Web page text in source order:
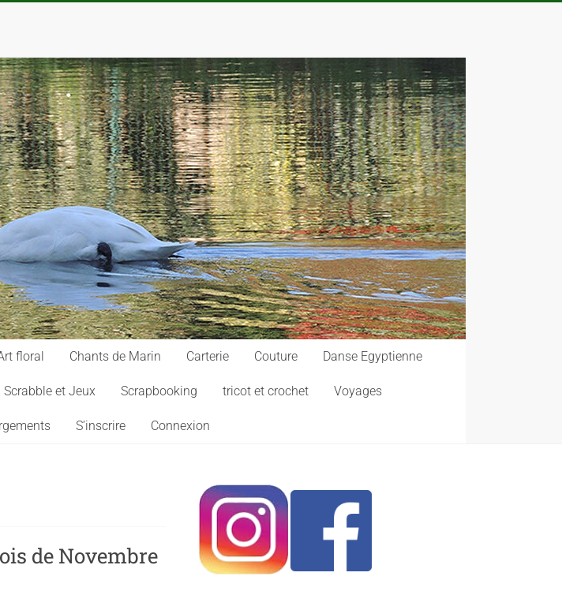
floral Chants de Marin Carterie Couture Danse Egyptienne
Scrabble et Jeux Scrapbooking tricot et crochet Voyages
S’inscrire Connexion
de Novembre